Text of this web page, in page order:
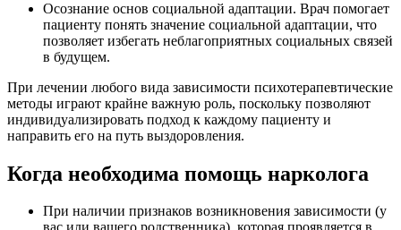
Осознание основ социальной адаптации. Врач помогает
пациенту понять значение социальной адаптации, что
позволяет избегать неблагоприятных социальных связей
в будущем.
При лечении любого вида зависимости психотерапевтические
методы играют крайне важную роль, поскольку позволяют
индивидуализировать подход к каждому пациенту и
направить его на путь выздоровления.
Когда необходима помощь нарколога
При наличии признаков возникновения зависимости (у